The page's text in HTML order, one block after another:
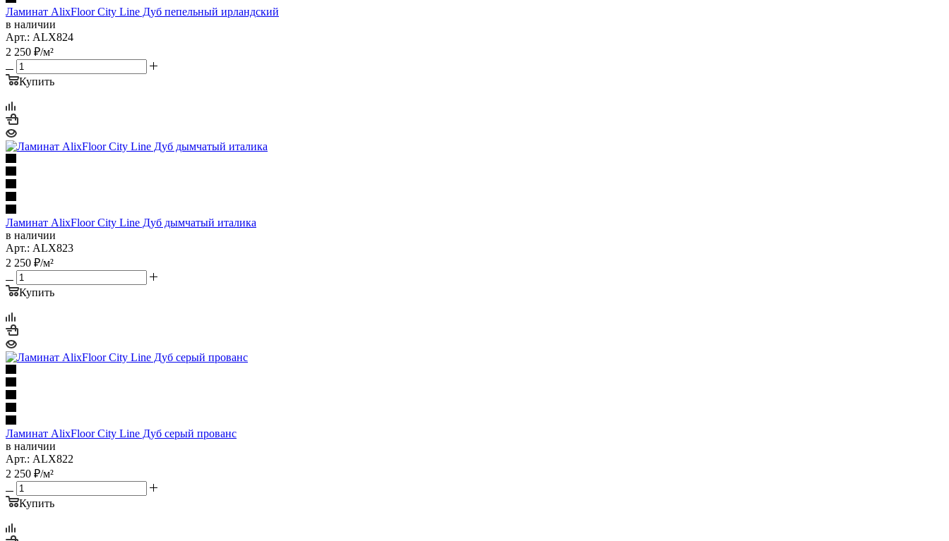
Ламинат AlixFloor City Line Дуб пепельный ирландский
в наличии
Арт.: ALX824
2 250 ₽/м²
Купить
Ламинат AlixFloor City Line Дуб дымчатый италика
в наличии
Арт.: ALX823
2 250 ₽/м²
Купить
Ламинат AlixFloor City Line Дуб серый прованс
в наличии
Арт.: ALX822
2 250 ₽/м²
Купить